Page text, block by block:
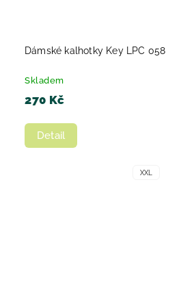
Dámské kalhotky Key LPC 058
Skladem
270 Kč
Detail
XXL